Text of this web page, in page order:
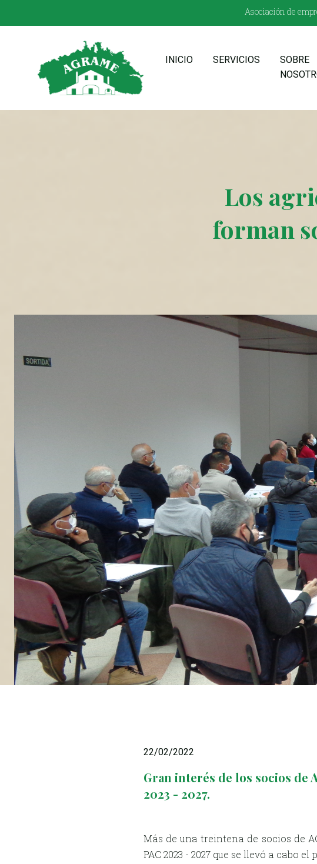
Asociación de
INICIO SERVICIOS
SOBRE
Los
forman
22/02/2022
Gran interés de los socios de
2023 - 2027.
Más de una treintena de socios de
PAC 2023 - 2027 que se llevó a cabo